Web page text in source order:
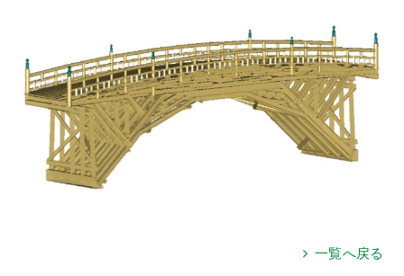
一覧へ戻る